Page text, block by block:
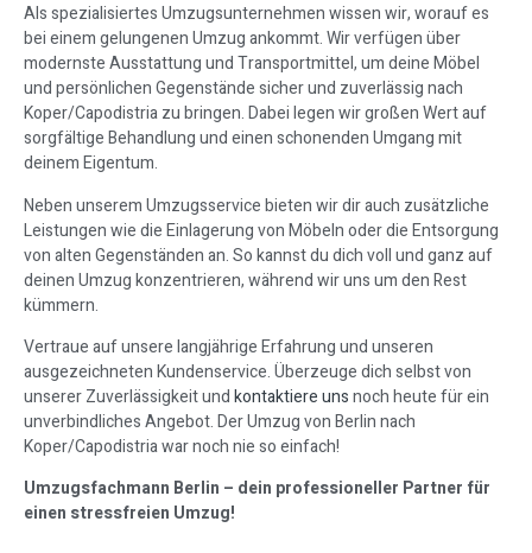
Als spezialisiertes Umzugsunternehmen wissen wir, worauf es
bei einem gelungenen Umzug ankommt. Wir verfügen über
modernste Ausstattung und Transportmittel, um deine Möbel
und persönlichen Gegenstände sicher und zuverlässig nach
Koper/Capodistria zu bringen. Dabei legen wir großen Wert auf
sorgfältige Behandlung und einen schonenden Umgang mit
deinem Eigentum.
Neben unserem Umzugsservice bieten wir dir auch zusätzliche
Leistungen wie die Einlagerung von Möbeln oder die Entsorgung
von alten Gegenständen an. So kannst du dich voll und ganz auf
deinen Umzug konzentrieren, während wir uns um den Rest
kümmern.
Vertraue auf unsere langjährige Erfahrung und unseren
ausgezeichneten Kundenservice. Überzeuge dich selbst von
unserer Zuverlässigkeit undkontaktiere unsnoch heute für ein
unverbindliches Angebot. Der Umzug von Berlin nach
Koper/Capodistria war noch nie so einfach!
Umzugsfachmann Berlin – dein professioneller Partner für
einen stressfreien Umzug!